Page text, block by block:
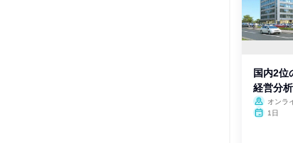
国内2位
経営分
オンラ
1日